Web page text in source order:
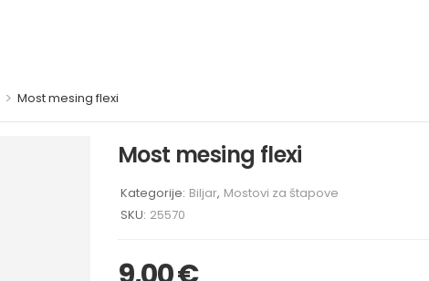
> Most mesing flexi
Most mesing flexi
Kategorije: Biljar, Mostovi za štapove
SKU: 25570